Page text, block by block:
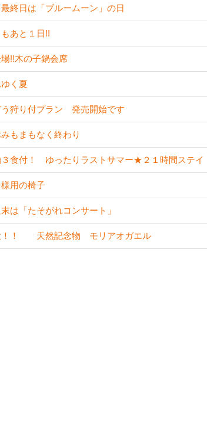
最終日は「ブルームーン」の日
もあと１日!!
!!木の子鍋会席
く夏
う狩り付プラン 発売開始です
もまもなく終わり
３食付！ ゆったりラストサマー★２１時間ステイ
用の椅子
は「たそがれコンサート」
！！ 天然記念物 モリアオガエル